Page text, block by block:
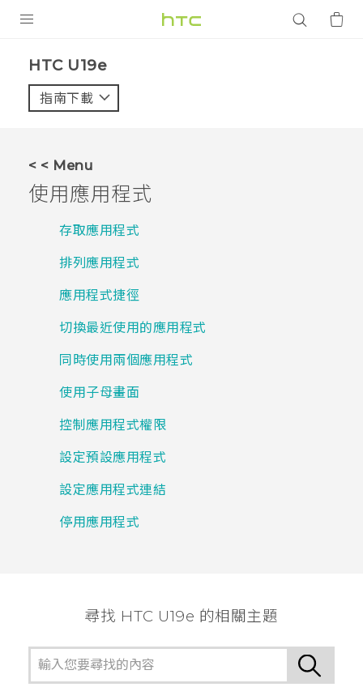
VIVE
應用程式
支援服務
HTC U19e‎
指南下載
< < Menu
使用應用程式
存取應用程式
排列應用程式
應用程式捷徑
切換最近使用的應用程式
同時使用兩個應用程式
使用子母畫面
控制應用程式權限
設定預設應用程式
設定應用程式連結
停用應用程式
尋找 HTC U19e 的相關主題